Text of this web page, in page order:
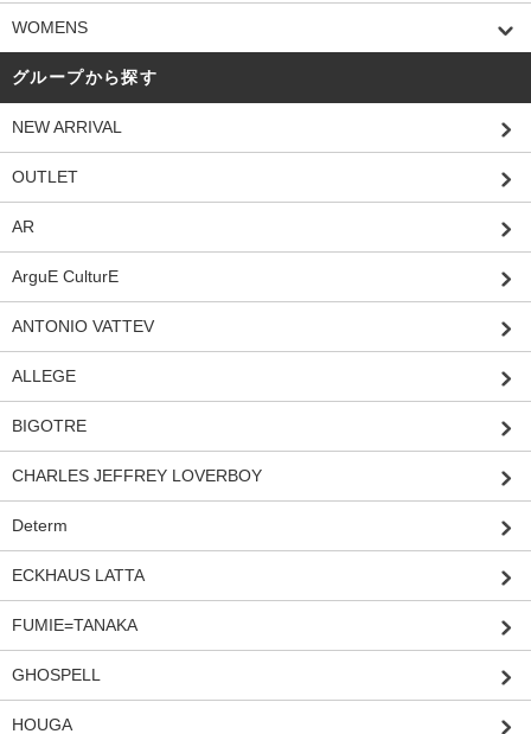
WOMENS
グループから探す
NEW ARRIVAL
OUTLET
AR
ArguE CulturE
ANTONIO VATTEV
ALLEGE
BIGOTRE
CHARLES JEFFREY LOVERBOY
Determ
ECKHAUS LATTA
FUMIE=TANAKA
GHOSPELL
HOUGA